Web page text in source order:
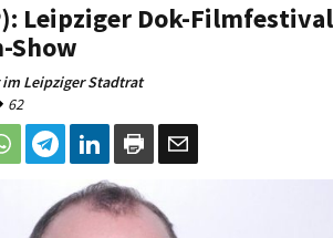
Leipziger Dok-Filmfestival
Show
Leipziger Stadtrat
62